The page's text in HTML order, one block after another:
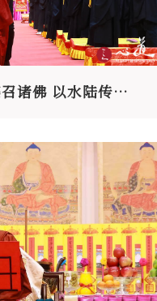
2024 水陆法会——以信念感召诸佛 以水陆传灯利众生